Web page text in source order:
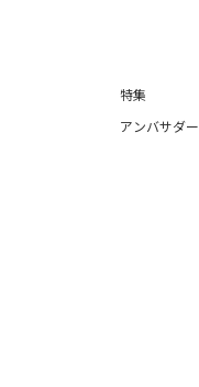
特集
アンバサダー